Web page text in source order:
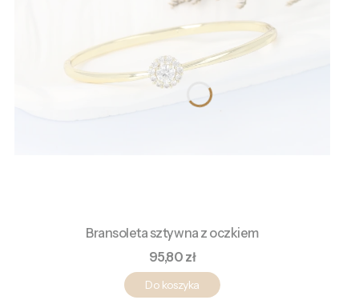
Bransoleta sztywna z oczkiem
Cena
95,80 zł
Do koszyka